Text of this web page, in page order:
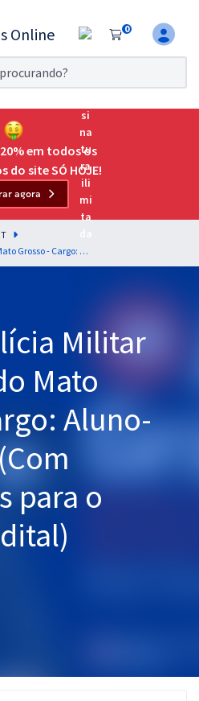
0
por 7 dias!
para o Exame da
as principais
20% em todos os
do site SÓ HOJE!
agora
PM MT - Polícia Militar do Estado do Mato Grosso - Cargo: Aluno-A-Soldado (Com Orientações para o TAF) (Pré-edital)
Militar
Mato
Aluno-
para o